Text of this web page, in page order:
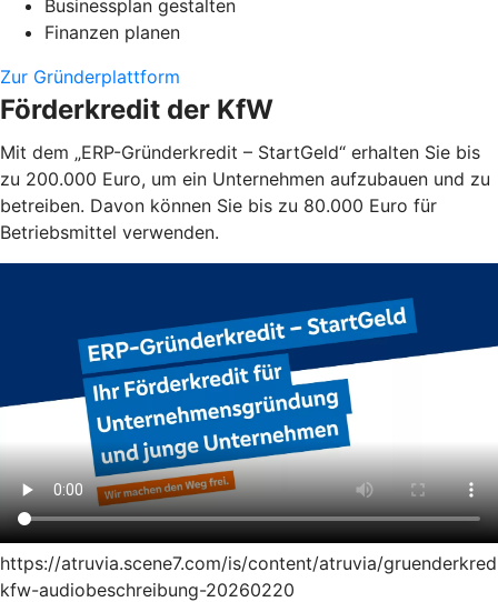
Businessplan gestalten
Finanzen planen
Zur Gründerplattform
Förderkredit der KfW
Mit dem „ERP-Gründerkredit – StartGeld“ erhalten Sie bis
zu 200.000 Euro, um ein Unternehmen aufzubauen und zu
betreiben. Davon können Sie bis zu 80.000 Euro für
Betriebsmittel verwenden.
https://atruvia.scene7.com/is/content/atruvia/
kfw-audiobeschreibung-20260220